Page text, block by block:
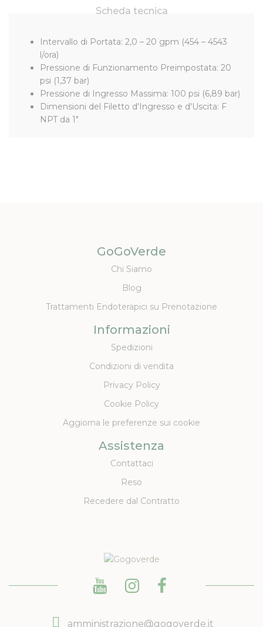
Scheda tecnica
Intervallo di Portata: 2,0 – 20 gpm (454 – 4543
l/ora)
Pressione di Funzionamento Preimpostata: 20
psi (1,37 bar)
Pressione di Ingresso Massima: 100 psi (6,89 bar)
Dimensioni del Filetto d'Ingresso e d'Uscita: F
NPT da 1"
GoGoVerde
Chi Siamo
Blog
Trattamenti Endoterapici su Prenotazione
Informazioni
Spedizioni
Condizioni di vendita
Privacy Policy
Cookie Policy
Aggiorna le preferenze sui cookie
Assistenza
Contattaci
Reso
Recedere dal Contratto
amministrazione@gogoverde.it